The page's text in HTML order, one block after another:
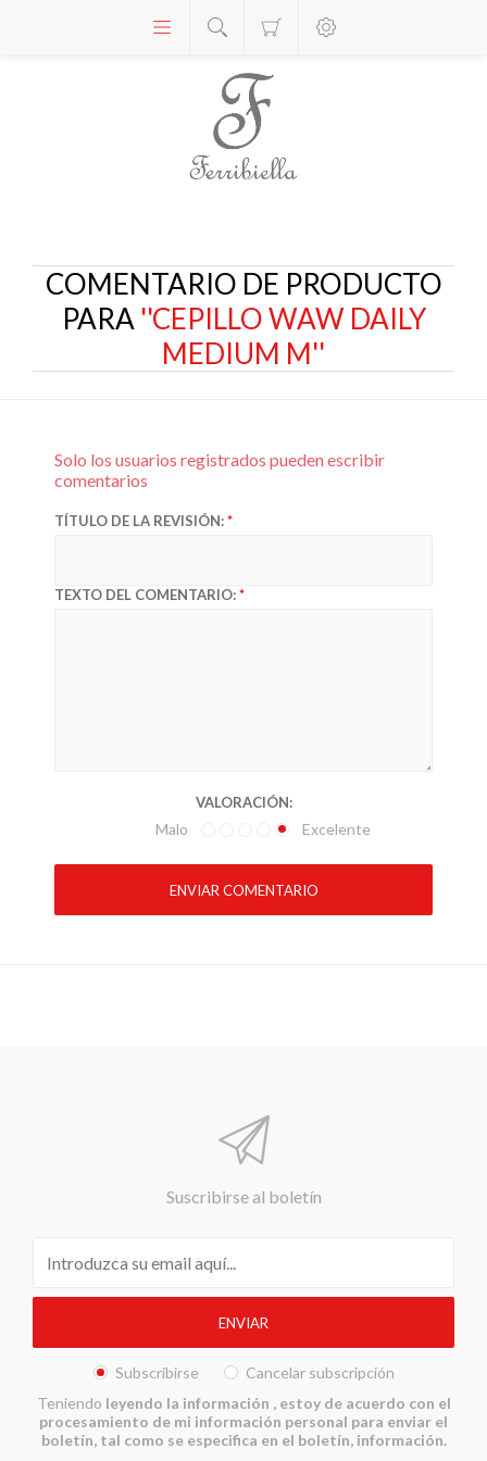
COMENTARIO DE PRODUCTO
PARA CEPILLO WAW DAILY
MEDIUM M
Solo los usuarios registrados pueden escribir
comentarios
TÍTULO DE LA REVISIÓN:
TEXTO DEL COMENTARIO:
VALORACIÓN:
Malo Excelente
Suscribirse al boletín
Subscribirse
Cancelar subscripción
Teniendo leyendo la información , estoy de acuerdo con el
procesamiento de mi información personal para enviar el
boletín, tal como se especifica en el boletín, información.